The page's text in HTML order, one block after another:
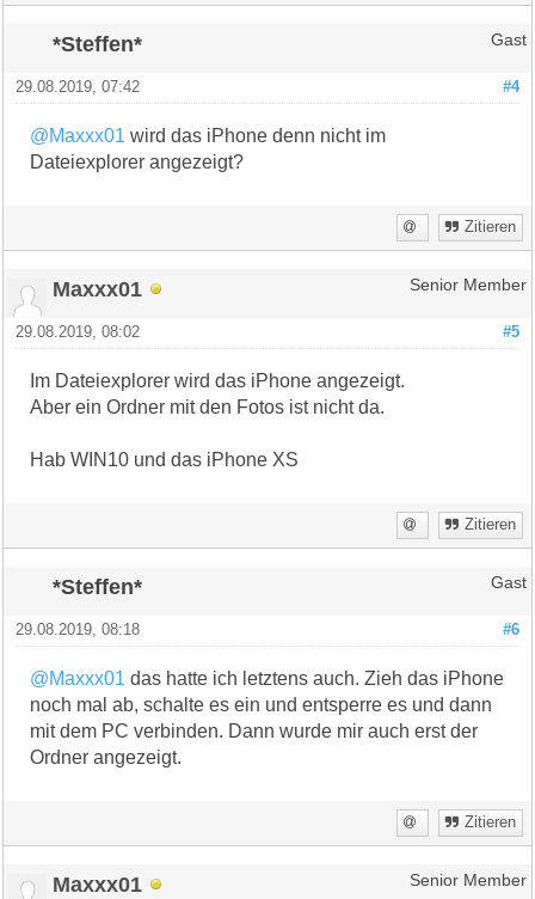
*Steffen* Gast
#4
29.08.2019, 07:42
@Maxxx01 wird das iPhone denn nicht im
Dateiexplorer angezeigt?
Zitieren
Maxxx01 Senior Member
#5
29.08.2019, 08:02
Im Dateiexplorer wird das iPhone angezeigt.
Aber ein Ordner mit den Fotos ist nicht da.
Hab WIN10 und das iPhone XS
Zitieren
*Steffen* Gast
#6
29.08.2019, 08:18
@Maxxx01 das hatte ich letztens auch. Zieh das iPhone
noch mal ab, schalte es ein und entsperre es und dann
mit dem PC verbinden. Dann wurde mir auch erst der
Ordner angezeigt.
Zitieren
Maxxx01 Senior Member